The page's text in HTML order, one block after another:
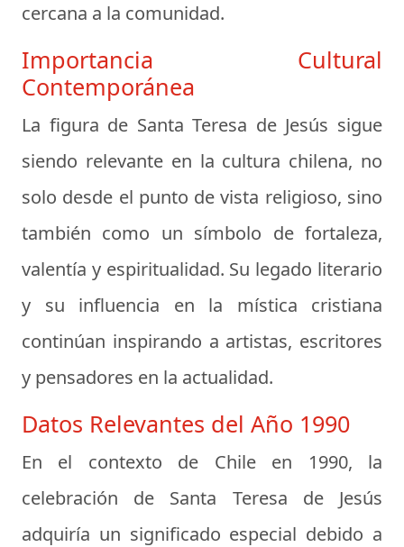
cercana a la comunidad.
Importancia Cultural
Contemporánea
La figura de Santa Teresa de Jesús sigue
siendo relevante en la cultura chilena, no
solo desde el punto de vista religioso, sino
también como un símbolo de fortaleza,
valentía y espiritualidad. Su legado literario
y su influencia en la mística cristiana
continúan inspirando a artistas, escritores
y pensadores en la actualidad.
Datos Relevantes del Año 1990
En el contexto de Chile en 1990, la
celebración de Santa Teresa de Jesús
adquiría un significado especial debido a